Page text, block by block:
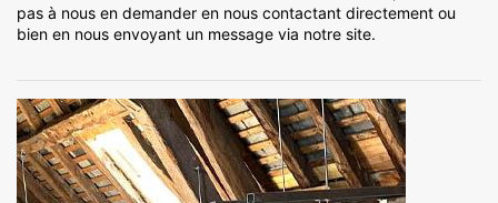
pas à nous en demander en nous contactant directement ou
bien en nous envoyant un message via notre site.